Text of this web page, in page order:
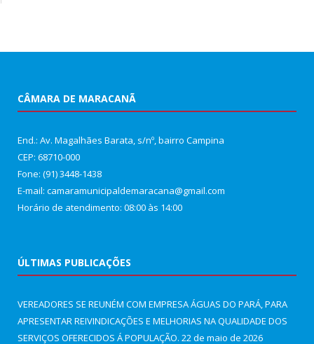
CÂMARA DE MARACANÃ
End.: Av. Magalhães Barata, s/nº, bairro Campina
CEP: 68710-000
Fone: (91) 3448-1438
E-mail: camaramunicipaldemaracana@gmail.com
Horário de atendimento: 08:00 às 14:00
ÚLTIMAS PUBLICAÇÕES
VEREADORES SE REUNÉM COM EMPRESA ÁGUAS DO PARÁ, PARA
APRESENTAR REIVINDICAÇÕES E MELHORIAS NA QUALIDADE DOS
SERVIÇOS OFERECIDOS Á POPULAÇÃO. 22 de maio de 2026